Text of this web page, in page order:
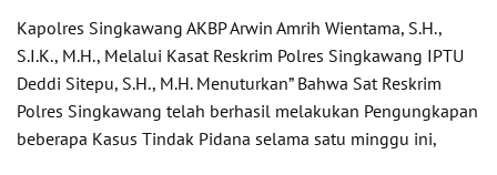
Kapolres Singkawang AKBP Arwin Amrih Wientama, S.H.,
S.I.K., M.H., Melalui Kasat Reskrim Polres Singkawang IPTU
Deddi Sitepu, S.H., M.H. Menuturkan” Bahwa Sat Reskrim
Polres Singkawang telah berhasil melakukan Pengungkapan
beberapa Kasus Tindak Pidana selama satu minggu ini,